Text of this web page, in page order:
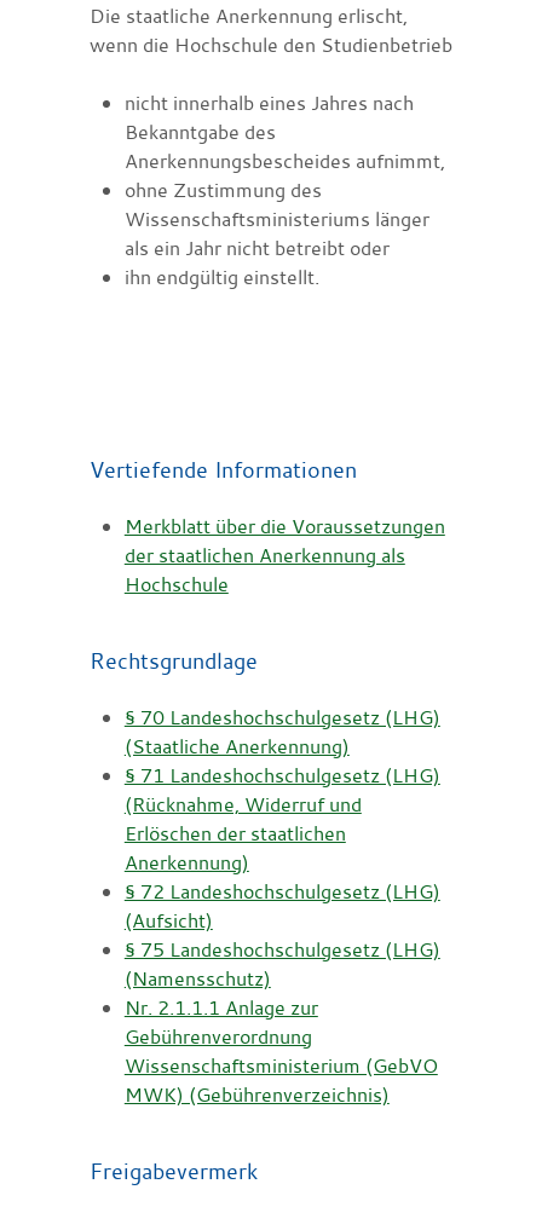
Die staatliche Anerkennung erlischt,
wenn die Hochschule den Studienbetrieb
nicht innerhalb eines Jahres nach
Bekanntgabe des
Anerkennungsbescheides aufnimmt,
ohne Zustimmung des
Wissenschaftsministeriums länger
als ein Jahr nicht betreibt oder
ihn endgültig einstellt.
Vertiefende Informationen
Merkblatt über die Voraussetzungen
der staatlichen Anerkennung als
Hochschule
Rechtsgrundlage
§ 70 Landeshochschulgesetz (LHG)
(Staatliche Anerkennung)
§ 71 Landeshochschulgesetz (LHG)
(Rücknahme, Widerruf und
Erlöschen der staatlichen
Anerkennung)
§ 72 Landeshochschulgesetz (LHG)
(Aufsicht)
§ 75 Landeshochschulgesetz (LHG)
(Namensschutz)
Nr. 2.1.1.1 Anlage zur
Gebührenverordnung
Wissenschaftsministerium (GebVO
MWK) (Gebührenverzeichnis)
Freigabevermerk